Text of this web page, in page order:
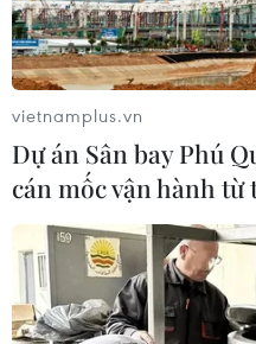
vietnamplus.vn
Dự án Sân bay Phú
cán mốc vận hành từ